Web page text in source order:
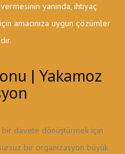
yanında, ihtiyaç
amacınıza uygun çözümler
| Yakamoz
bir davete dönüştürmek için
bir organizasyon büyük